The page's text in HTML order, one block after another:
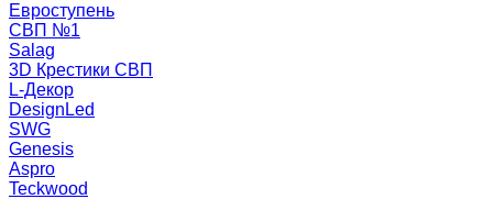
Евроступень
СВП №1
Salag
3D Крестики СВП
L-Декор
DesignLed
SWG
Genesis
Aspro
Teckwood